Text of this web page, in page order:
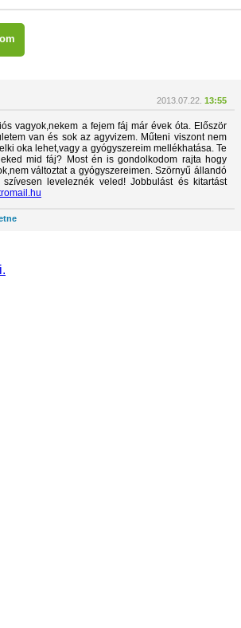
2013.07.22. 13:55
vagyok,nekem a fejem fáj már évek óta. Először
van és sok az agyvizem. Műteni viszont nem
oka lehet,vagy a gyógyszereim mellékhatása. Te
mid fáj? Most én is gondolkodom rajta hogy
változtat a gyógyszereimen. Szörnyű állandó
leveleznék veled! Jobbulást és kitartást